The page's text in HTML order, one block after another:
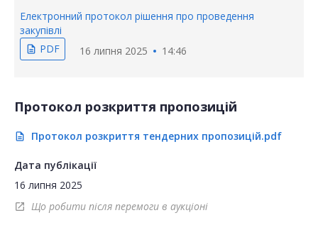
Електронний протокол рішення про проведення
закупівлі
description PDF 16 липня 2025 14:46
Протокол розкриття пропозицій
description Протокол розкриття тендерних пропозицій.pdf
Дата публікації
16 липня 2025
open_in_new Що робити після перемоги в аукціоні